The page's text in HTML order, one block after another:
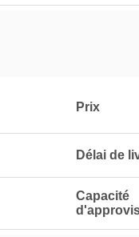
Prix
Délai de
Capacité